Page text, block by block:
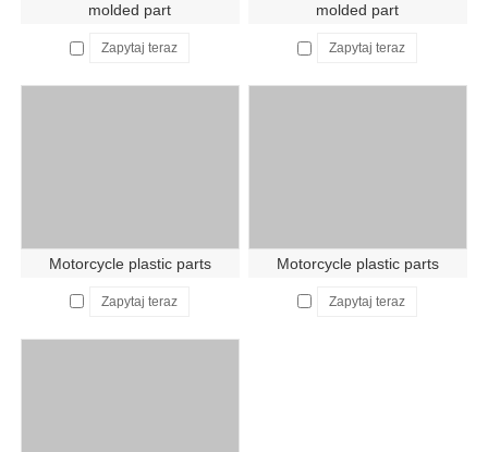
molded part
Zapytaj teraz
molded part
Zapytaj teraz
Motorcycle plastic parts
Zapytaj teraz
Motorcycle plastic parts
Zapytaj teraz